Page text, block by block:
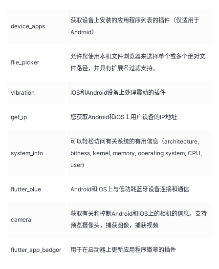
device_apps
获取设备上安装的应用程序列表的插件（仅适用于
Android）
file_picker
允许您使用本机文件浏览器来选择单个或多个绝对文
件路径，并具有扩展名过滤支持。
vibration iOS和Android设备上处理震动的插件
get_ip 您获取Android和iOS上用户设备的IP地址
system_info
可以轻松访问有关系统的有用信息（architecture,
bitness, kernel, memory, operating system, CPU,
user)
flutter_blue Android和iOS上与低功耗蓝牙设备连接和通信
camera
获取有关和控制Android和iOS上的相机的信息。支持
预览摄像头，捕获图像，捕获视频
flutter_app_badger 用于在启动器上更新应用程序徽章的插件